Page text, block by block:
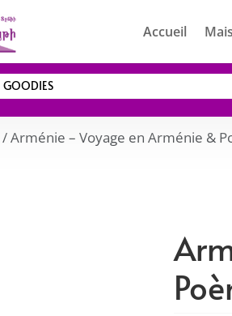
Accueil
GOODIES
/ Arménie – Voyage en Arménie &